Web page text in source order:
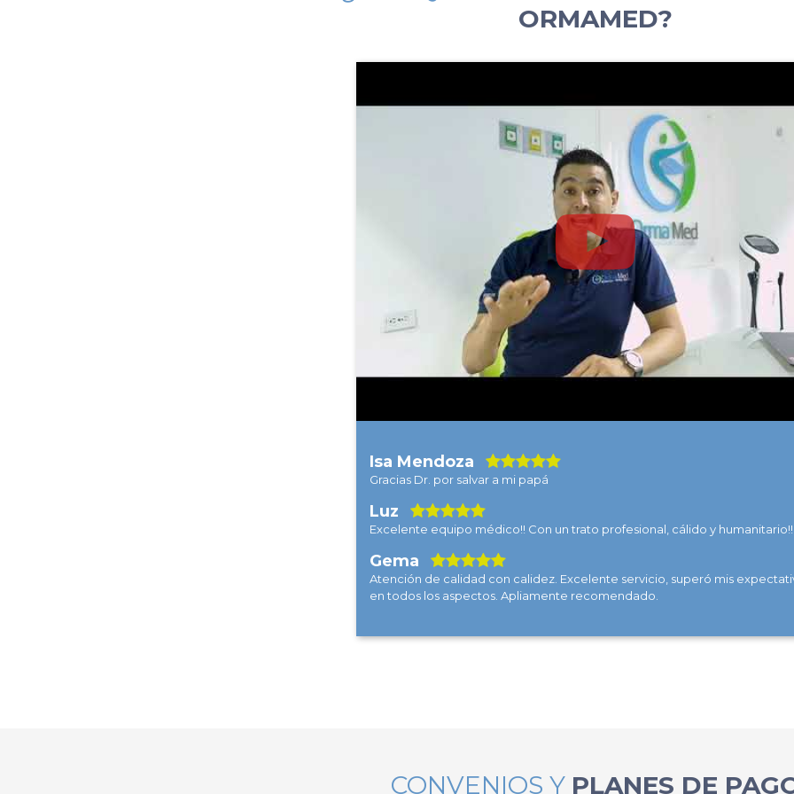
ORMAMED?
Isa Mendoza
Gracias Dr. por salvar a mi papá
Luz
Excelente equipo médico!! Con un trato profesional, cálido y humanitario!!
Gema
Atención de calidad con calidez. Excelente servicio, superó mis
en todos los aspectos. Apliamente recomendado.
CONVENIOS Y PLANES DE